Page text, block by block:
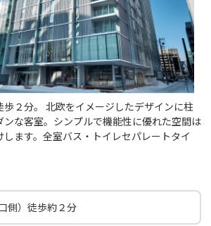
歩２分。 北欧をイメージしたデザインに柱
ンな客室。シンプルで機能性に優れた空間は
ます。全室バス・トイレセパレートタイ
側）徒歩約２分